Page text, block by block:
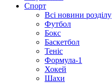
Спорт
Всі новини розділу
Футбол
Бокс
Баскетбол
Теніс
Формула-1
Хокей
Шахи